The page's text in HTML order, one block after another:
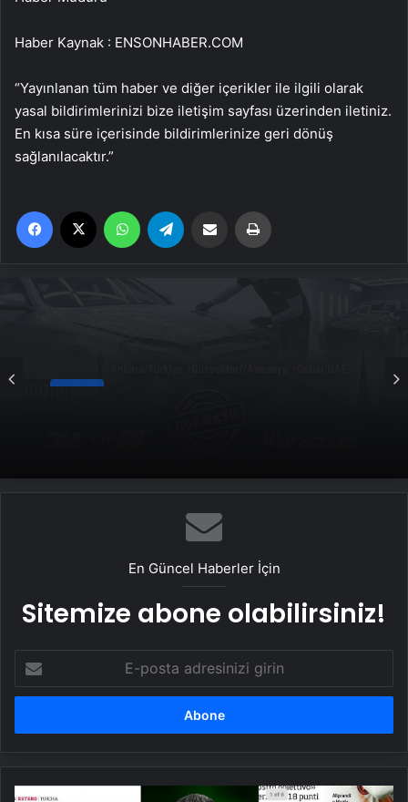
Haber Kaynak : ENSONHABER.COM
“Yayınlanan tüm haber ve diğer içerikler ile ilgili olarak
yasal bildirimlerinizi bize iletişim sayfası üzerinden iletiniz.
En kısa süre içerisinde bildirimlerinize geri dönüş
sağlanılacaktır.”
Facebook WhatsApp Email'den paylaş
En Güncel Haberler İçin
Sitemize abone olabilirsiniz!
posta
adresinizi
Adana